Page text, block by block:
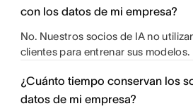
con los datos de mi empresa?
No. Nuestros socios de IA no
clientes para entrenar sus modelos.
¿Cuánto tiempo conservan los
datos de mi empresa?